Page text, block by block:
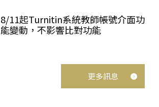
8/11起Turnitin系統教師帳號介面功
能變動，不影響比對功能
更多訊息